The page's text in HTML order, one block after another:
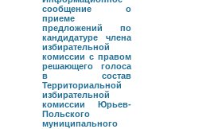
сообщение о
приеме
предложений по
кандидатуре члена
избирательной
комиссии с правом
решающего голоса
в состав
Территориальной
избирательной
комиссии Юрьев-
Польского
муниципального